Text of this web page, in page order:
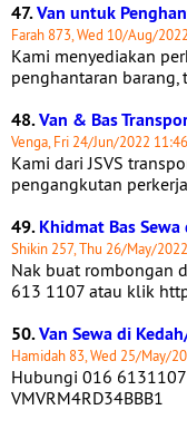
47.Van untuk
Farah 873, Wed 10/Aug/
Kami menyediakan
penghantaran barang,
48.Van & Bas
Venga, Fri 24/Jun/2022
Kami dari JSVS
pengangkutan
49.Khidmat Bas
Shikin 257, Thu 26/May/
Nak buat rombongan
613 1107 atau klik
50.Van Sewa di
Hamidah 83, Wed 25/May/
Hubungi 016
VMVRM4RD34BBB1